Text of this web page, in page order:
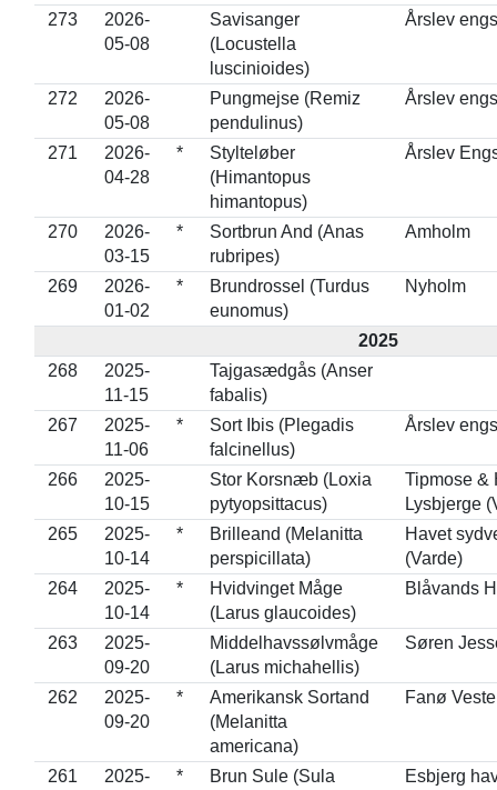
273
2026-
05-08
Savisanger
(Locustella
luscinioides)
Årslev
272
2026-
05-08
Pungmejse (Remiz
pendulinus)
Årslev
271
2026-
04-28
*
Stylteløber
(Himantopus
himantopus)
Årslev
270
2026-
03-15
*
Sortbrun And (Anas
rubripes)
Amholm
269
2026-
01-02
*
Brundrossel (Turdus
eunomus)
Nyholm
2025
268
2025-
11-15
Tajgasædgås (Anser
fabalis)
267
2025-
11-06
*
Sort Ibis (Plegadis
falcinellus)
Årslev
266
2025-
10-15
Stor Korsnæb (Loxia
pytyopsittacus)
Tipmose &
Lysbjerge
265
2025-
10-14
*
Brilleand (Melanitta
perspicillata)
Havet
(Varde)
264
2025-
10-14
*
Hvidvinget Måge
(Larus glaucoides)
Blåvands
263
2025-
09-20
Middelhavssølvmåge
(Larus michahellis)
Søren
262
2025-
09-20
*
Amerikansk Sortand
(Melanitta
americana)
Fanø
261
2025-
*
Brun Sule (Sula
Esbjerg